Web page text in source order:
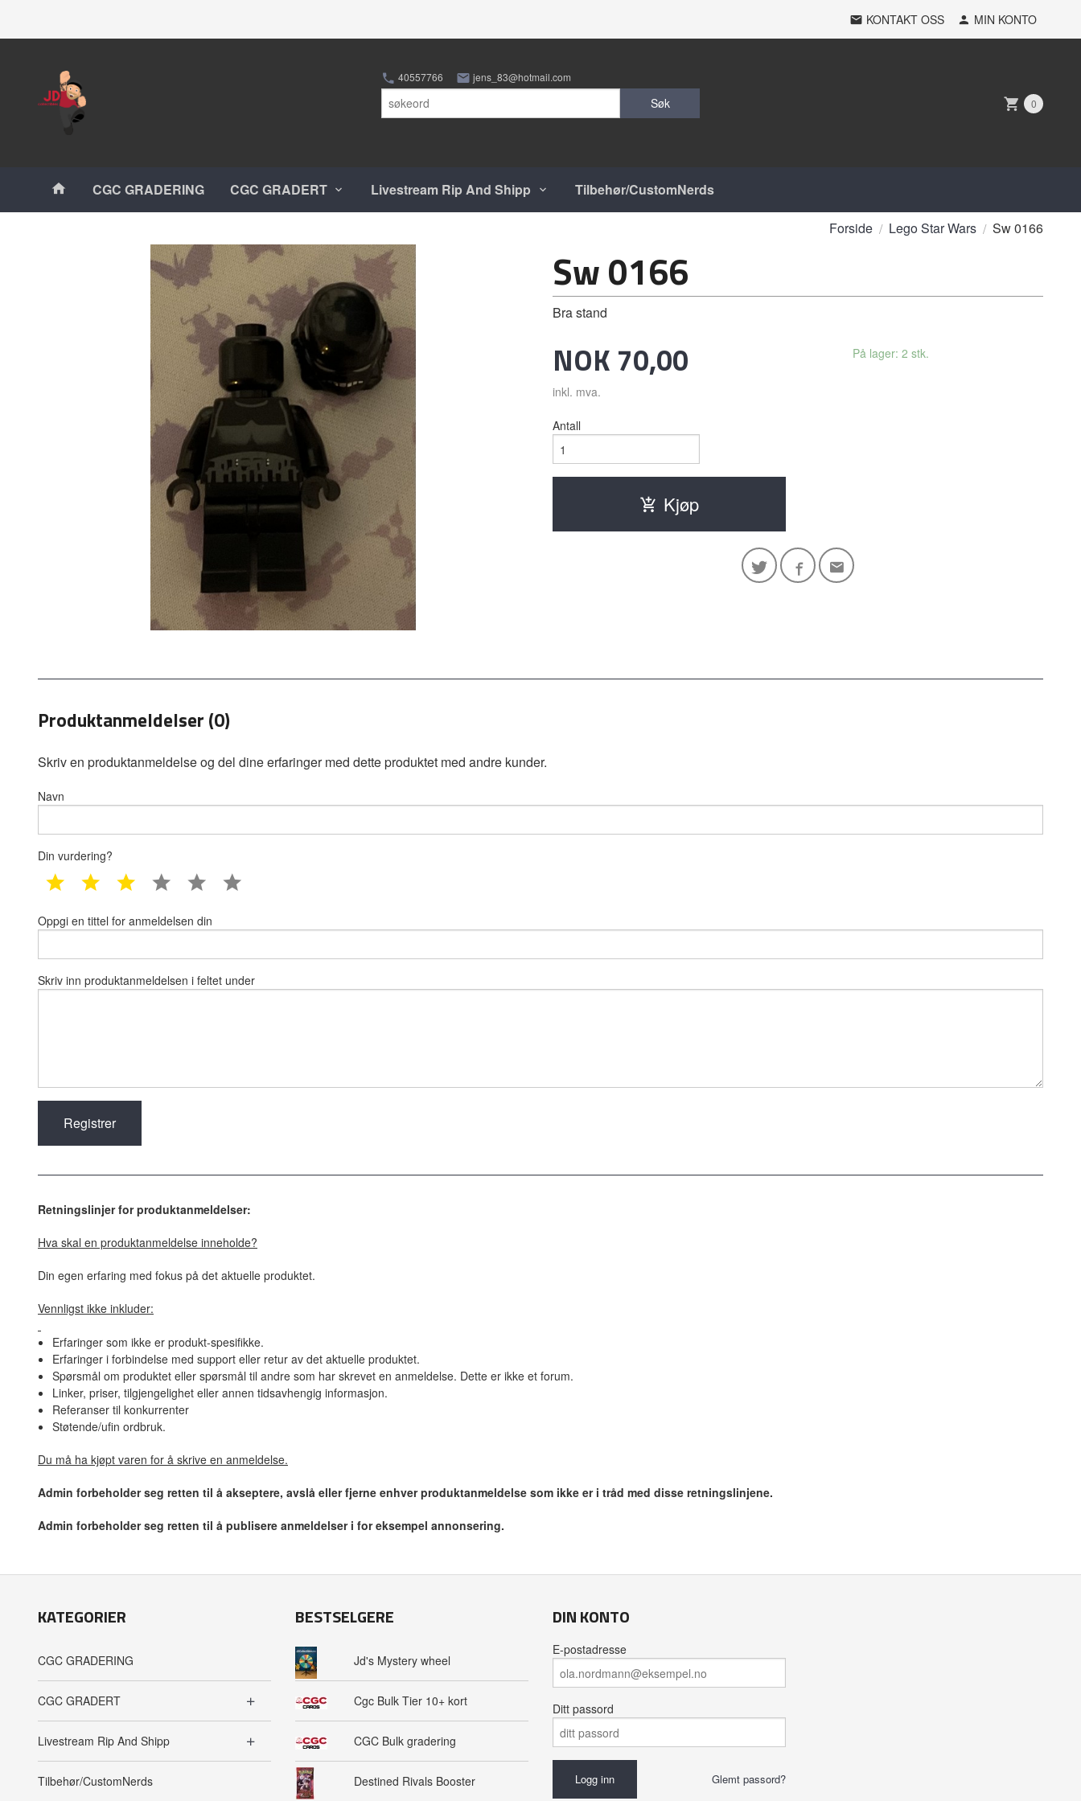
KONTAKT OSS MIN KONTO
40557766 jens_83@hotmail.com
Søk 0
Produkter
CGC GRADERING CGC GRADERT Livestream Rip And Shipp Tilbehør/CustomNerds
Forside Lego Star Wars Sw 0166
Sw 0166
Bra stand
Pris
NOK 70,00
inkl. mva.
På lager: 2 stk.
Antall
Kjøp
Produktanmeldelser (0)
Skriv en produktanmeldelse og del dine erfaringer med dette produktet med andre kunder.
Navn
Din vurdering?
1 star 2 star 3 star 4 star 5 star
Oppgi en tittel for anmeldelsen din
Skriv inn produktanmeldelsen i feltet under
Retningslinjer for produktanmeldelser:
Hva skal en produktanmeldelse inneholde?
Din egen erfaring med fokus på det aktuelle produktet.
Vennligst ikke inkluder:
Erfaringer som ikke er produkt-spesifikke.
Erfaringer i forbindelse med support eller retur av det aktuelle produktet.
Spørsmål om produktet eller spørsmål til andre som har skrevet en anmeldelse. Dette er ikke et forum.
Linker, priser, tilgjengelighet eller annen tidsavhengig informasjon.
Referanser til konkurrenter
Støtende/ufin ordbruk.
Du må ha kjøpt varen for å skrive en anmeldelse.
Admin forbeholder seg retten til å akseptere, avslå eller fjerne enhver produktanmeldelse som ikke er i tråd med disse retningslinjene.
Admin forbeholder seg retten til å publisere anmeldelser i for eksempel annonsering.
KATEGORIER
CGC GRADERING
CGC GRADERT
Livestream Rip And Shipp
Tilbehør/CustomNerds
BESTSELGERE
Jd's Mystery wheel
Cgc Bulk Tier 10+ kort
CGC Bulk gradering
Destined Rivals Booster
DIN KONTO
E-postadresse
Ditt passord
Glemt passord?